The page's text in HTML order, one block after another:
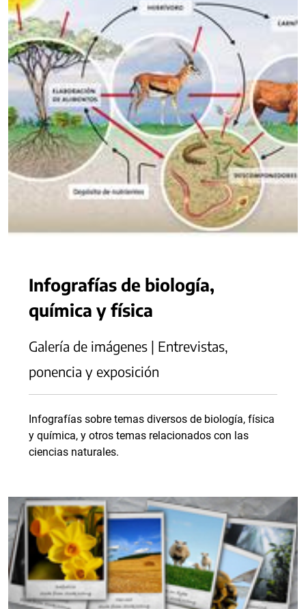
Infografías de biología,
química y física
Galería de imágenes | Entrevistas,
ponencia y exposición
Infografías sobre temas diversos de biología, física
y química, y otros temas relacionados con las
ciencias naturales.